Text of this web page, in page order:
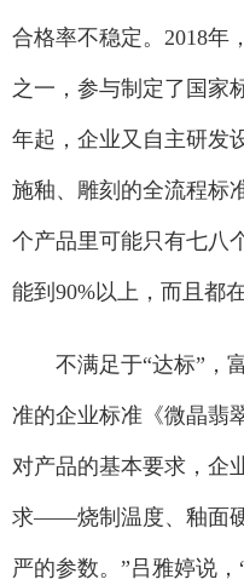
合格率不稳定。2018年
之一，参与制定了国家
年起，企业又自主研发
施釉、雕刻的全流程标
个产品里可能只有七八
能到90%以上，而且都
不满足于“达标”，富
准的企业标准《微晶翡
对产品的基本要求，企
求——烧制温度、釉面
严的参数。”吕雅婷说